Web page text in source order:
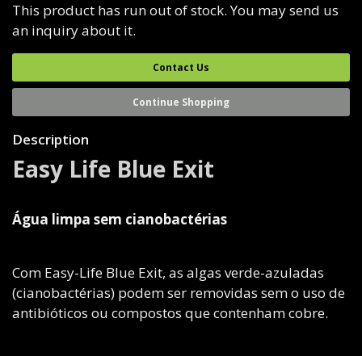
This product has run out of stock. You may send us
an inquiry about it.
Contact Us
Continue Shopping
Description
Easy Life Blue Exit
Água limpa sem cianobactérias
Com Easy-Life Blue Exit, as algas verde-azuladas
(cianobactérias) podem ser removidas sem o uso de
antibióticos ou compostos que contenham cobre.